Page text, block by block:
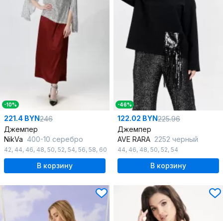
-10%
221.4 BYN246
Джемпер
NikVa 400-10 серебро
42, 44, 46, 48, 50, 52, 54, 56, 58, 60
В корзину
-46%
122.02 BYN225.96
Джемпер
AVE RARA 2252 черный
44, 46, 48, 50, 52, 54
В корзину